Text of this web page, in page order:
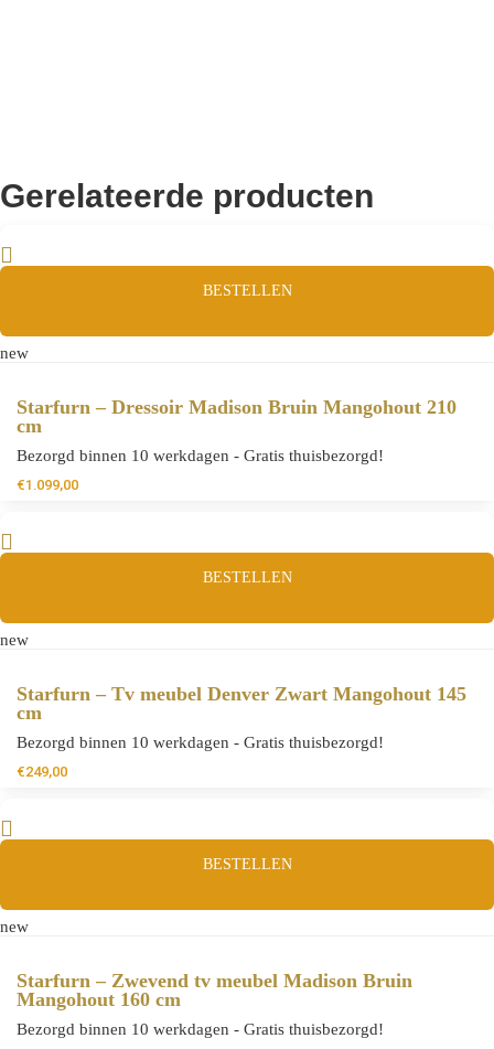
Gerelateerde producten
BESTELLEN
new
Starfurn – Dressoir Madison Bruin Mangohout 210
cm
Bezorgd binnen 10 werkdagen - Gratis thuisbezorgd!
€1.099,00
BESTELLEN
new
Starfurn – Tv meubel Denver Zwart Mangohout 145
cm
Bezorgd binnen 10 werkdagen - Gratis thuisbezorgd!
€249,00
BESTELLEN
new
Starfurn – Zwevend tv meubel Madison Bruin
Mangohout 160 cm
Bezorgd binnen 10 werkdagen - Gratis thuisbezorgd!